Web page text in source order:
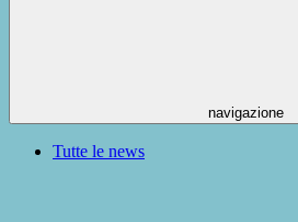
navigazione
Tutte le news